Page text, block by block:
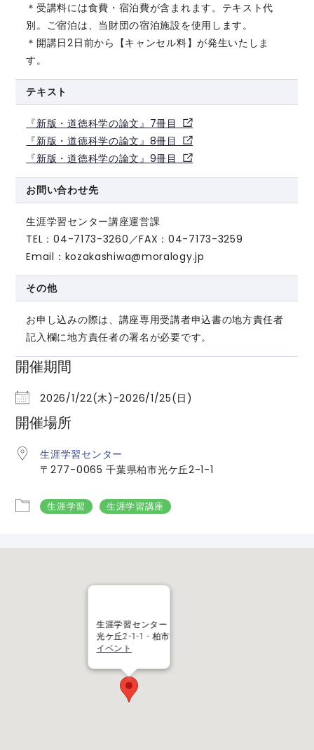
＊受講料には食費・宿泊費が含まれます。テキスト代
別。ご宿泊は、当財団の宿泊施設を使用します。
＊開講日2日前から【キャンセル料】が発生いたしま
す。
テキスト
『新版・道徳科学の論文』7冊目
『新版・道徳科学の論文』8冊目
『新版・道徳科学の論文』9冊目
お問い合わせ先
生涯学習センター講座運営課
TEL：04-7173-3260／FAX：04-7173-3259
Email：kozakashiwa@moralogy.jp
その他
お申し込みの際は、講座専用受講者申込書の地方責任者
記入欄に地方責任者の署名が必要です。
開催期間
2026/1/22(木)-2026/1/25(日)
開催場所
生涯学習センター
〒277-0065 千葉県柏市光ケ丘2-1-1
生涯学習 生涯学習講座
生涯学習センター
光ケ丘2-1-1 - 柏市
イベント